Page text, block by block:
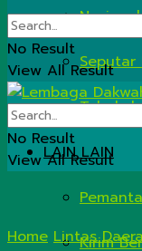
Nasional
Seputar
LAIN LAIN
Kirim
No Result
View All Result
No Result
View All Result
Home Lintas